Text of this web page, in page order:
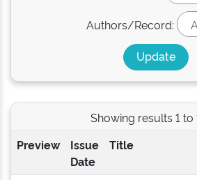
Authors/Record:
Showing results 1 to
Preview
Issue
Date
Title